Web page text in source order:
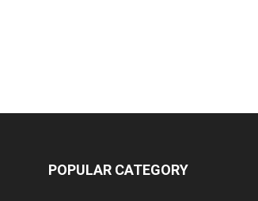
POPULAR CATEGORY